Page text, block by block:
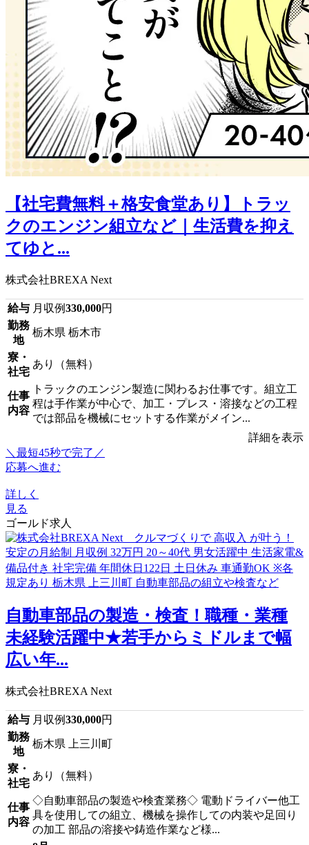
【社宅費無料＋格安食堂あり】トラッ
クのエンジン組立など｜生活費を抑え
てゆと...
株式会社BREXA Next
給与 月収例330,000円
勤務
地
栃木県 栃木市
寮・
社宅
あり（無料）
仕事
内容
トラックのエンジン製造に関わるお仕事です。組立工
程は手作業が中心で、加工・プレス・溶接などの工程
では部品を機械にセットする作業がメイン...
詳細を表示
＼最短45秒で完了／
応募へ進む
詳しく
見る
ゴールド求人
自動車部品の製造・検査！職種・業種
未経験活躍中★若手からミドルまで幅
広い年...
株式会社BREXA Next
給与 月収例330,000円
勤務
地
栃木県 上三川町
寮・
社宅
あり（無料）
仕事
内容
◇自動車部品の製造や検査業務◇ 電動ドライバー他工
具を使用しての組立、機械を操作しての内装や足回り
の加工 部品の溶接や鋳造作業など様...